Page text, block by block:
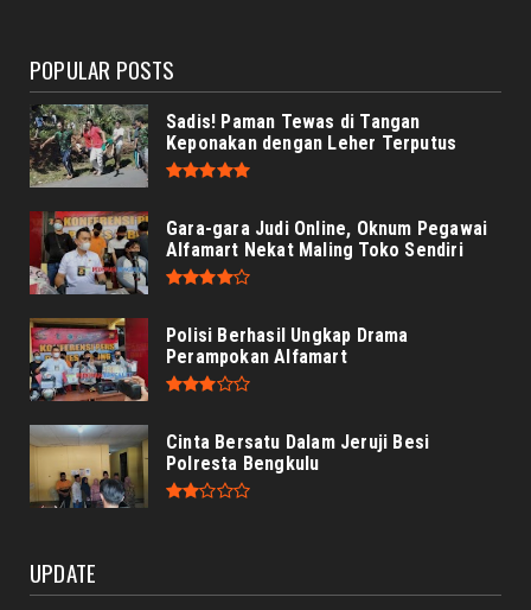
POPULAR POSTS
Sadis! Paman Tewas di Tangan
Keponakan dengan Leher Terputus
Gara-gara Judi Online, Oknum Pegawai
Alfamart Nekat Maling Toko Sendiri
Polisi Berhasil Ungkap Drama
Perampokan Alfamart
Cinta Bersatu Dalam Jeruji Besi
Polresta Bengkulu
UPDATE